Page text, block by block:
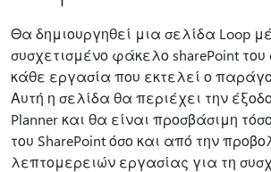
Θα δημιουργηθεί μια σελίδα Loop
συσχετισμένο φάκελο sharePoint του
κάθε εργασία που εκτελεί ο
Αυτή η σελίδα θα περιέχει την
Planner και θα είναι προσβάσιμη
του SharePoint όσο και από την
λεπτομερειών εργασίας για τη